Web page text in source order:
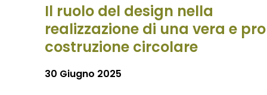
Il ruolo del design nella
realizzazione di una vera e
costruzione circolare
30 Giugno 2025